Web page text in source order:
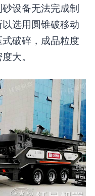
设备无法完成制
选用圆锥破移动
破碎，成品粒度
大。